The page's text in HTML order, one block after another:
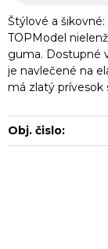
Štýlové a
TOPModel
guma. Dostupné
je navlečené na
má zlatý prívesok
Obj. čislo: